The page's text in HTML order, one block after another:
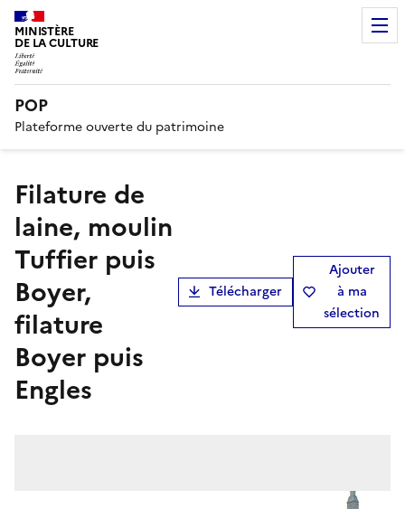
MINISTÈRE
DE LA CULTURE
POP
Plateforme ouverte du patrimoine
filature de
laine, moulin
Tuffier puis
Boyer,
filature
Boyer puis
Engles
Télécharger
Ajouter
à ma
sélection